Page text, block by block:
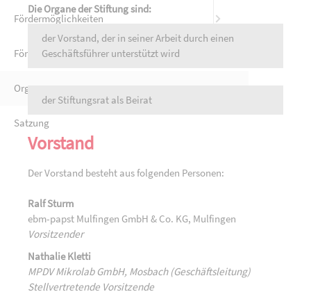
Die Organe der Stiftung sind:
der Vorstand, der in seiner Arbeit durch einen
Geschäftsführer unterstützt wird
der Stiftungsrat als Beirat
Vorstand
Der Vorstand besteht aus folgenden Personen:
Ralf Sturm
ebm-papst Mulfingen GmbH & Co. KG, Mulfingen
Vorsitzender
Nathalie Kletti
MPDV Mikrolab GmbH, Mosbach (Geschäftsleitung)
Stellvertretende Vorsitzende
Fördermöglichkeiten
Förder-Partner
Organe
Satzung